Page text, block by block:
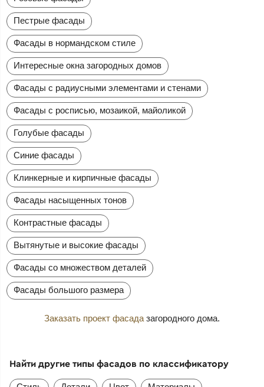
Пестрые фасады
Фасады в нормандском стиле
Интересные окна загородных домов
Фасады с радиусными элементами и стенами
Фасады с росписью, мозаикой, майоликой
Голубые фасады
Синие фасады
Клинкерные и кирпичные фасады
Фасады насыщенных тонов
Контрастные фасады
Вытянутые и высокие фасады
Фасады со множеством деталей
Фасады большого размера
Заказать проект фасада загородного дома.
Найти другие типы фасадов по классификатору